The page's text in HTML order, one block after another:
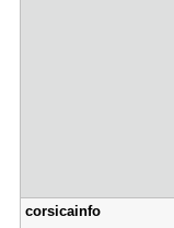
corsicainf​o